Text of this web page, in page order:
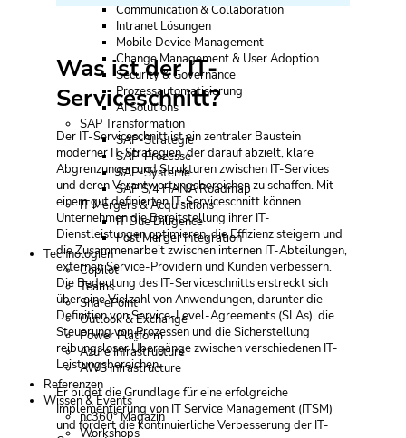
Communication & Collaboration
Intranet Lösungen
Mobile Device Management
Change Management & User Adoption
Security & Governance
Prozessautomatisierung
AI Solutions
SAP Transformation
SAP-Strategie
SAP-Prozesse
SAP-Systeme
SAP S/4 HANA Roadmap
IT Mergers & Acquisitions
IT Due Diligence
Post Merger Integration
Technologien
Copilot
Teams
SharePoint
Outlook & Exchange
Power Platform
Azure Infrastructure
AWS Infrastructure
Referenzen
Wissen & Events
nc360° Magazin
Workshops
Was ist der IT-
Serviceschnitt?
Der IT-Serviceschnitt ist ein zentraler Baustein
moderner IT-Strategien, der darauf abzielt, klare
Abgrenzungen und Strukturen zwischen IT-Services
und deren Verantwortungsbereichen zu schaffen. Mit
einem gut definierten IT-Serviceschnitt können
Unternehmen die Bereitstellung ihrer IT-
Dienstleistungen optimieren, die Effizienz steigern und
die Zusammenarbeit zwischen internen IT-Abteilungen,
externen Service-Providern und Kunden verbessern.
Die Bedeutung des IT-Serviceschnitts erstreckt sich
über eine Vielzahl von Anwendungen, darunter die
Definition von Service-Level-Agreements (SLAs), die
Steuerung von Prozessen und die Sicherstellung
reibungsloser Übergänge zwischen verschiedenen IT-
Leistungsbereichen.
Er bildet die Grundlage für eine erfolgreiche
Implementierung von IT Service Management (ITSM)
und fördert die kontinuierliche Verbesserung der IT-